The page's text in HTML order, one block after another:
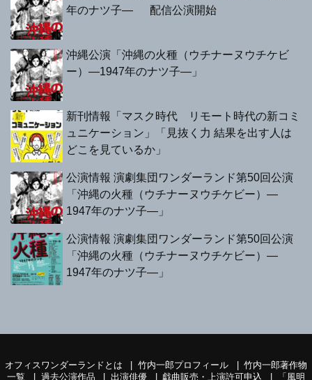
年のナツ子— 配信公演開始
沖縄公演「沖縄の火種（ウチナーヌウチケビ
ー）—1947年のナツ子—」
新刊情報「マスク時代 リモート時代の新コミ
ュニケーション」「見抜く力 結果を出す人は
どこを見ているか」
公演情報 演劇集団ワンダーランド第50回公演
「沖縄の火種（ウチナーヌウチケビー）—
1947年のナツ子—」
公演情報 演劇集団ワンダーランド第50回公演
「沖縄の火種（ウチナーヌウチケビー）—
1947年のナツ子—」
オフィスワンダーランドとは 竹内一郎プロフィール
竹内一郎著作物
一覧
過去公演作品 出演俳優 戯曲販売・上演許可申込 「風明